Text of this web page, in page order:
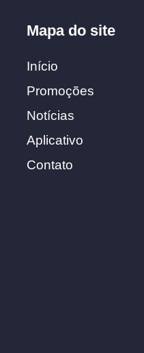
Mapa do site
Início
Promoções
Notícias
Aplicativo
Contato